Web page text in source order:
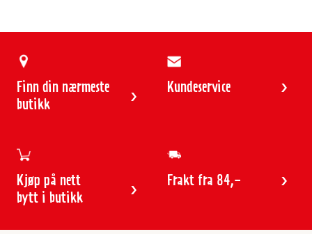
Finn din nærmeste
butikk
Kundeservice
Kjøp på nett
bytt i butikk
Frakt fra 84,-